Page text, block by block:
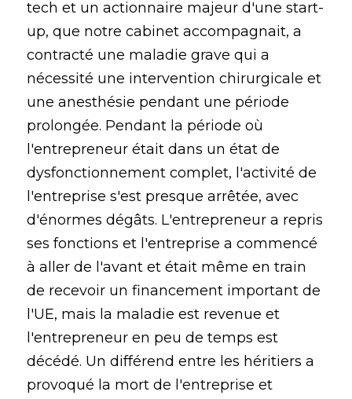
tech et un actionnaire majeur d'une start-
up, que notre cabinet accompagnait, a
contracté une maladie grave qui a
nécessité une intervention chirurgicale et
une anesthésie pendant une période
prolongée. Pendant la période où
l'entrepreneur était dans un état de
dysfonctionnement complet, l'activité de
l'entreprise s'est presque arrêtée, avec
d'énormes dégâts. L'entrepreneur a repris
ses fonctions et l'entreprise a commencé
à aller de l'avant et était même en train
de recevoir un financement important de
l'UE, mais la maladie est revenue et
l'entrepreneur en peu de temps est
décédé. Un différend entre les héritiers a
provoqué la mort de l'entreprise et